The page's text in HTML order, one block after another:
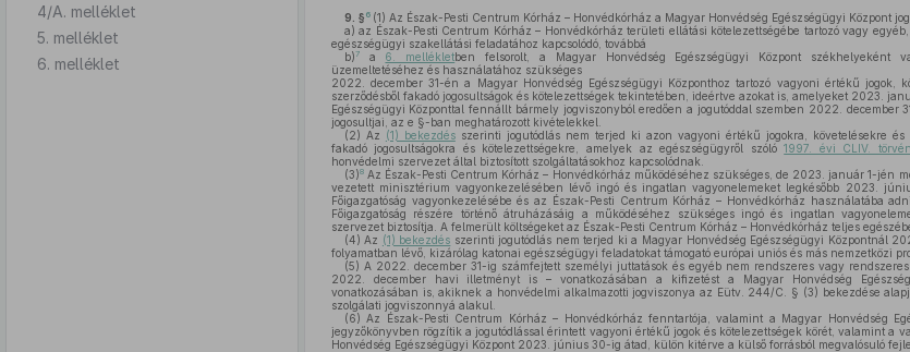
4/A. melléklet
5. melléklet
6. melléklet
9. § 6 (1) Az Észak-Pesti Centrum Kórház – Honvédkórház a Magyar Honvédség Egészségügyi Központ
a) az Észak-Pesti Centrum Kórház – Honvédkórház területi ellátási kötelezettségébe tartozó vagy
egészségügyi szakellátási feladatához kapcsolódó, továbbá
b)7a 6. mellékletben felsorolt, a Magyar Honvédség Egészségügyi Központ székhelyeként
üzemeltetéséhez és használatához szükséges
2022. december 31-én a Magyar Honvédség Egészségügyi Központhoz tartozó vagyoni értékű jogok,
szerződésből fakadó jogosultságok és kötelezettségek tekintetében, ideértve azokat is, amelyeket 2023.
Egészségügyi Központtal fennállt bármely jogviszonyból eredően a jogutóddal szemben 2022. december
jogosultjai, az e §-ban meghatározott kivételekkel.
(2) Az (1) bekezdésszerinti jogutódlás nem terjed ki azon vagyoni értékű jogokra, követelésekre és
fakadó jogosultságokra és kötelezettségekre, amelyek az egészségügyről szóló1997. évi CLIV.
honvédelmi szervezet által biztosított szolgáltatásokhoz kapcsolódnak.
(3)8Az Észak-Pesti Centrum Kórház – Honvédkórház működéséhez szükséges, de 2023. január 1-jén
vezetett minisztérium vagyonkezelésében lévő ingó és ingatlan vagyonelemeket legkésőbb 2023.
Főigazgatóság vagyonkezelésébe és az Észak-Pesti Centrum Kórház – Honvédkórház használatába
Főigazgatóság részére történő átruházásáig a működéséhez szükséges ingó és ingatlan
szervezet biztosítja. A felmerült költségeket az Észak-Pesti Centrum Kórház – Honvédkórház teljes
(4) Az (1) bekezdés szerinti jogutódlás nem terjed ki a Magyar Honvédség Egészségügyi Központnál
folyamatban lévő, kizárólag katonai egészségügyi feladatokat támogató európai uniós és más nemzetközi
(5) A 2022. december 31-ig számfejtett személyi juttatások és egyéb nem rendszeres vagy
2022. december havi illetményt is – vonatkozásában a kifizetést a Magyar Honvédség
vonatkozásában is, akiknek a honvédelmi alkalmazotti jogviszonya az Eütv. 244/C. § (3) bekezdése
szolgálati jogviszonnyá alakul.
(6) Az Észak-Pesti Centrum Kórház – Honvédkórház fenntartója, valamint a Magyar Honvédség
jegyzőkönyvben rögzítik a jogutódlással érintett vagyoni értékű jogok és kötelezettségek körét, valamint a
Honvédség Egészségügyi Központ 2023. június 30-ig átad, külön kitérve a külső forrásból megvalósuló